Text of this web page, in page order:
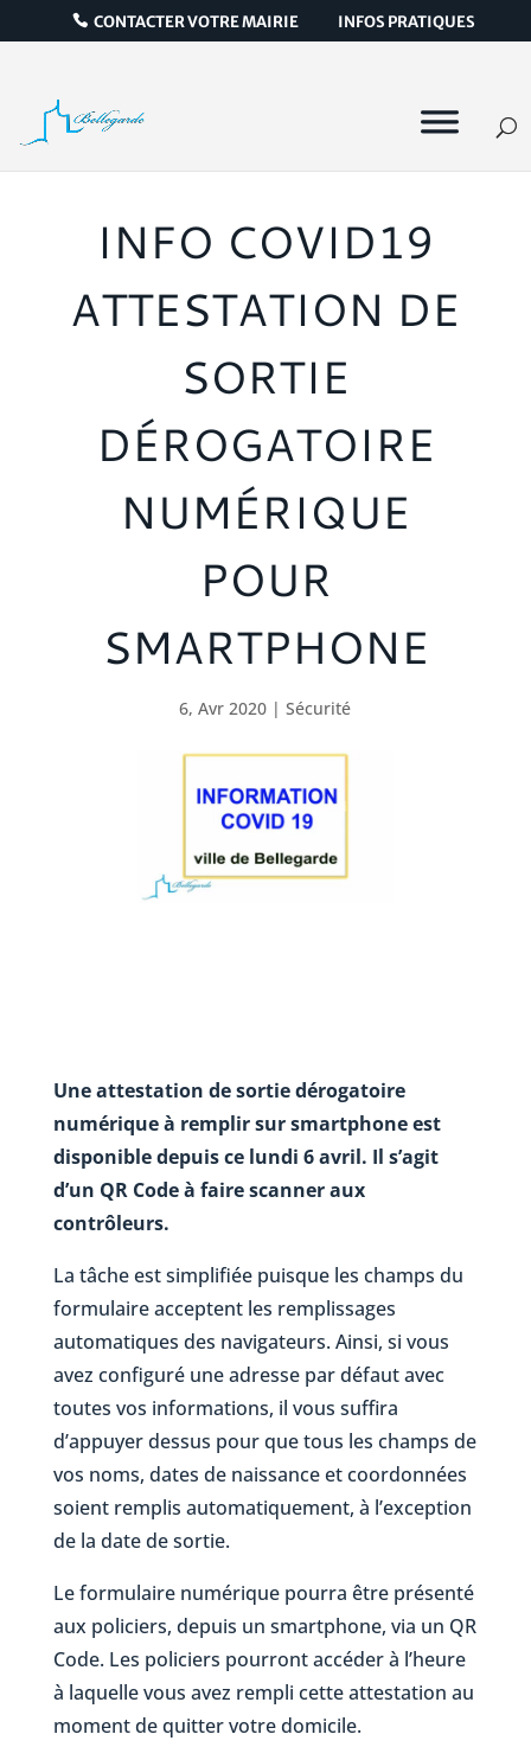
CONTACTER VOTRE MAIRIE INFOS PRATIQUES
INFO COVID19
ATTESTATION DE
SORTIE
DÉROGATOIRE
NUMÉRIQUE
POUR
SMARTPHONE
6, Avr 2020 |Sécurité
Une attestation de sortie dérogatoire
numérique à remplir sur smartphone est
disponible depuis ce lundi 6 avril. Il s’agit
d’un QR Code à faire scanner aux
contrôleurs.
La tâche est simplifiée puisque les champs du
formulaire acceptent les remplissages
automatiques des navigateurs. Ainsi, si vous
avez configuré une adresse par défaut avec
toutes vos informations, il vous suffira
d’appuyer dessus pour que tous les champs de
vos noms, dates de naissance et coordonnées
soient remplis automatiquement, à l’exception
de la date de sortie.
Le formulaire numérique pourra être présenté
aux policiers, depuis un smartphone, via un QR
Code. Les policiers pourront accéder à l’heure
à laquelle vous avez rempli cette attestation au
moment de quitter votre domicile.